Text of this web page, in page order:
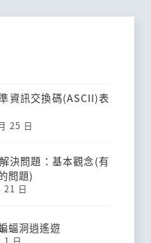
資訊交換碼(ASCII)表
25 日
決問題：基本觀念(有
問題)
21 日
蝠洞逍遙遊
1 日